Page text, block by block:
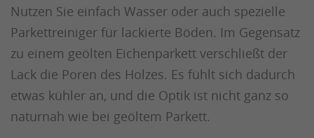
Nutzen Sie einfach Wasser oder auch spezielle
Parkettreiniger für lackierte Böden. Im Gegensatz
zu einem geölten Eichenparkett verschließt der
Lack die Poren des Holzes. Es fühlt sich dadurch
etwas kühler an, und die Optik ist nicht ganz so
naturnah wie bei geöltem Parkett.